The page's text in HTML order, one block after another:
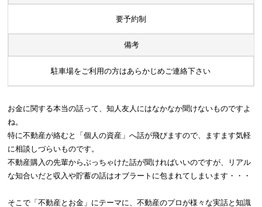
要予約制
備考
駐車場をご利用の方はあらかじめご連絡下さい
お金に関する本当の話って、知人友人にはなかなか聞けないものですよ
ね。
特に不動産が絡むと「個人の資産」へ話が飛びますので、ますます気軽
に相談しづらいものです。
不動産購入の先輩からぶっちゃけた話が聞ければいいのですが、リアル
な知合いだと収入や貯蓄の話はオブラートに包まれてしまいます・・・
そこで「不動産とお金」にテーマに、不動産のプロが様々な実話と知識